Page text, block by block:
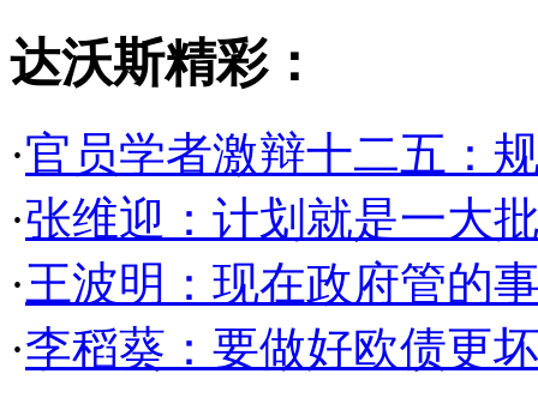
达沃斯精彩：
·官员学者激辩十二五：
·张维迎：计划就是一大
·王波明：现在政府管的
·李稻葵：要做好欧债更